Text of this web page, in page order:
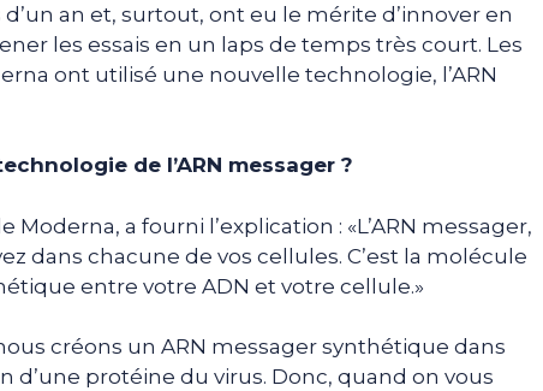
an et, surtout, ont eu le mérite d’innover en
les essais en un laps de temps très court. Les
ont utilisé une nouvelle technologie, l’ARN
de l’ARN messager ?
a fourni l’explication : «L’ARN messager,
dans chacune de vos cellules. C’est la molécule
entre votre ADN et votre cellule.»
créons un ARN messager synthétique dans
d’une protéine du virus. Donc, quand on vous